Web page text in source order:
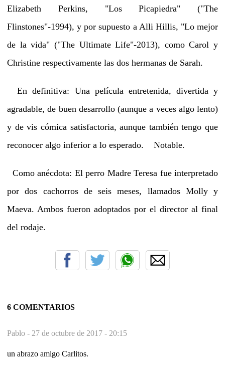
Elizabeth Perkins, "Los Picapiedra" ("The
Flinstones"-1994), y por supuesto a Alli Hillis, "Lo mejor
de la vida" ("The Ultimate Life"-2013), como Carol y
Christine respectivamente las dos hermanas de Sarah.
En definitiva: Una película entretenida, divertida y
agradable, de buen desarrollo (aunque a veces algo lento)
y de vis cómica satisfactoria, aunque también tengo que
reconocer algo inferior a lo esperado. Notable.
Como anécdota: El perro Madre Teresa fue interpretado
por dos cachorros de seis meses, llamados Molly y
Maeva. Ambos fueron adoptados por el director al final
del rodaje.
6 COMENTARIOS
Pablo - 27 de octubre de 2017 - 20:15
un abrazo amigo Carlitos.